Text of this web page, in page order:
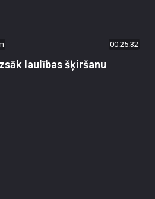
00:25:32
laulības šķiršanu